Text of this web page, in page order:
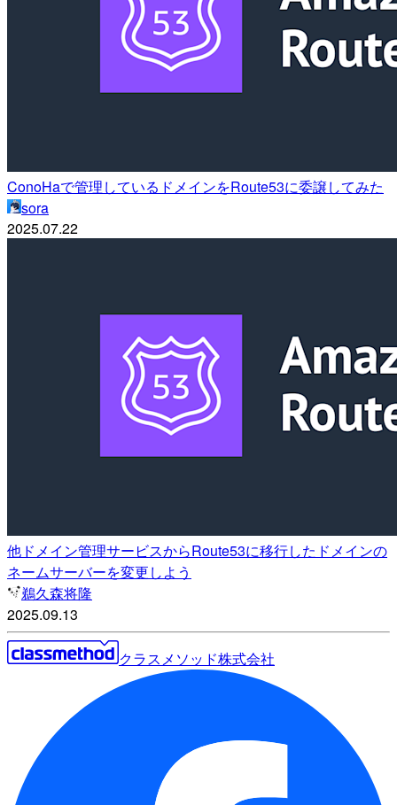
ConoHaで管理しているドメインをRoute53に委譲してみた
sora
2025.07.22
他ドメイン管理サービスからRoute53に移行したドメインの
ネームサーバーを変更しよう
鵜久森将隆
2025.09.13
クラスメソッド株式会社